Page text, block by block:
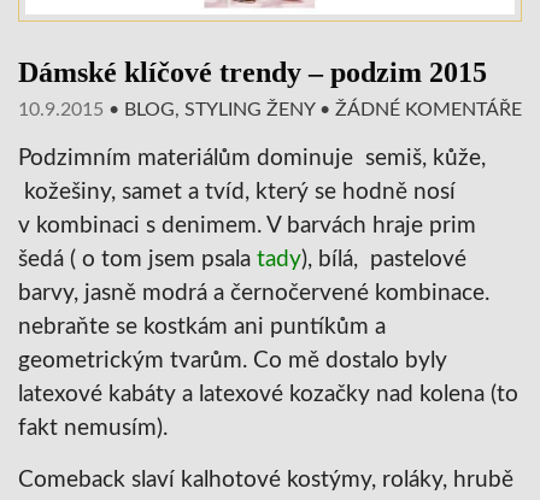
Dámské klíčové trendy – podzim 2015
10.9.2015 • BLOG, STYLING ŽENY• ŽÁDNÉ KOMENTÁŘE
Podzimním materiálům dominuje semiš, kůže,
kožešiny, samet a tvíd, který se hodně nosí
v kombinaci s denimem. V barvách hraje prim
šedá ( o tom jsem psala tady), bílá, pastelové
barvy, jasně modrá a černočervené kombinace.
nebraňte se kostkám ani puntíkům a
geometrickým tvarům. Co mě dostalo byly
latexové kabáty a latexové kozačky nad kolena (to
fakt nemusím).
Comeback slaví kalhotové kostýmy, roláky, hrubě